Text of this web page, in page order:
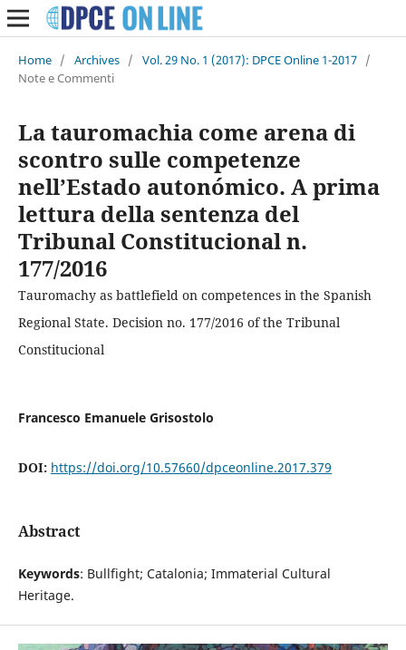
Home / Archives / Vol. 29 No. 1 (2017): DPCE Online 1-2017 /
Note e Commenti
La tauromachia come arena di
scontro sulle competenze
nell’Estado autonómico. A prima
lettura della sentenza del
Tribunal Constitucional n.
177/2016
Tauromachy as battlefield on competences in the Spanish
Regional State. Decision no. 177/2016 of the Tribunal
Constitucional
Francesco Emanuele Grisostolo
DOI: https://doi.org/10.57660/dpceonline.2017.379
Abstract
Keywords: Bullfight; Catalonia; Immaterial Cultural
Heritage.